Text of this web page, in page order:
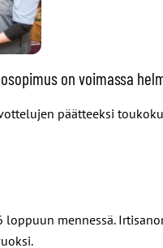
on voimassa
päätteeksi
mennessä.